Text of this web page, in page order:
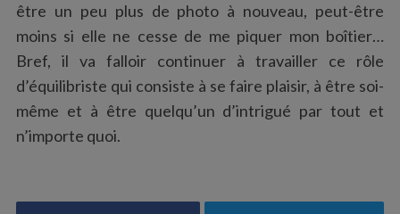
être un peu plus de photo à nouveau, peut-être
moins si elle ne cesse de me piquer mon boîtier…
Bref, il va falloir continuer à travailler ce rôle
d’équilibriste qui consiste à se faire plaisir, à être soi-
même et à être quelqu’un d’intrigué par tout et
n’importe quoi.
c
h
o
r
: